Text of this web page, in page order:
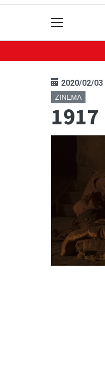
2020/02/03
ZINEMA
1917